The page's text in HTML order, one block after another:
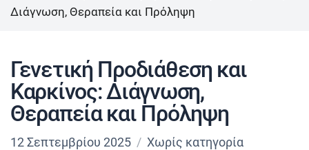
Διάγνωση, Θεραπεία και Πρόληψη
Γενετική Προδιάθεση και
Καρκίνος: Διάγνωση,
Θεραπεία και Πρόληψη
12 Σεπτεμβρίου 2025 Χωρίς κατηγορία